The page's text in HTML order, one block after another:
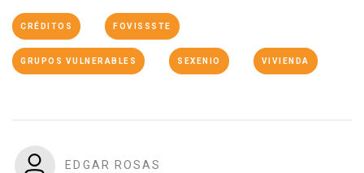
CRÉDITOS FOVISSSTE
GRUPOS VULNERABLES SEXENIO VIVIENDA
EDGAR ROSAS